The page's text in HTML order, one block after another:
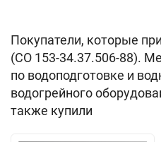
Покупатели, которые
(СО 153-34.37.506-88).
по водоподготовке и
водогрейного
также купили